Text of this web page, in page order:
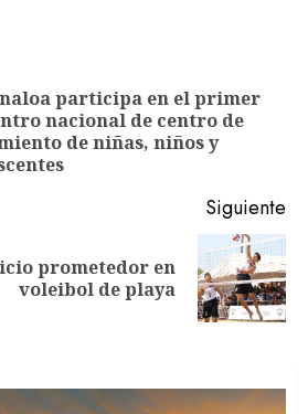
participa en el primer
nacional de centro de
de niñas, niños y
Siguiente
prometedor en
voleibol de playa